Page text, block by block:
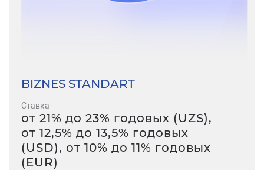
BIZNES STANDART
Ставка
от 21% до 23% годовых (UZS),
от 12,5% до 13,5% годовых
(USD), от 10% до 11% годовых
(EUR)